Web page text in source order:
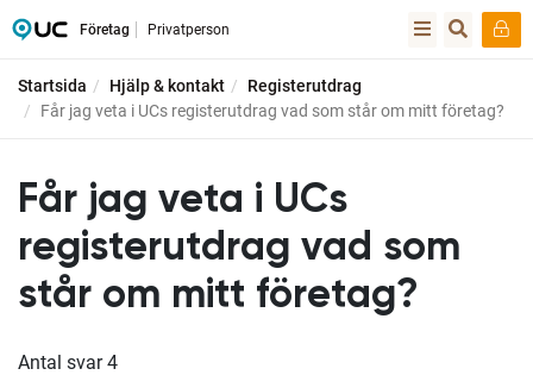
Företag Privatperson
Startsida Hjälp & kontakt
Registerutdrag
Får jag veta i UCs registerutdrag vad som står om mitt företag?
Får jag veta i UCs
registerutdrag vad som
står om mitt företag?
Antal svar4